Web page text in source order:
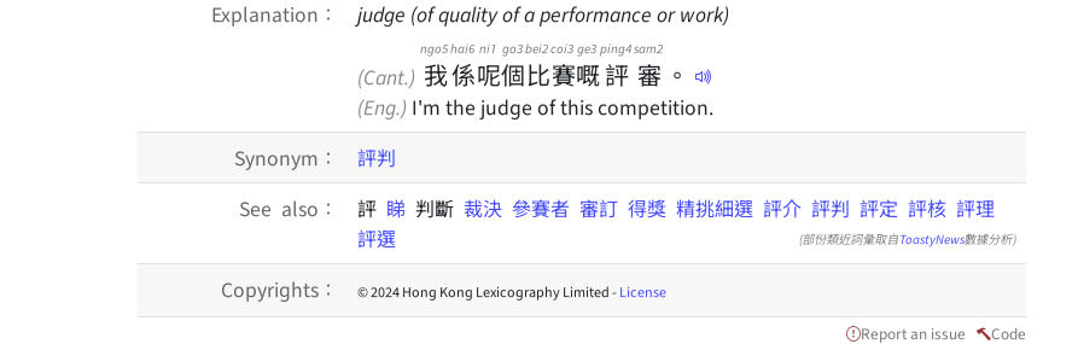
Explanation： judge (of quality of a performance or work)
(Cant.) 我
ngo5
係
hai6
呢
ni1
個
go3
比
bei2
賽
coi3
嘅
ge3
評
ping4
審
sam2
。
(Eng.) I'm the judge of this competition.
Synonym：
評判
See also：
評 睇 判斷 裁決 參賽者 審訂 得獎 精挑細選 評介 評判 評定 評核 評理
評選
(部份類近詞彙取自ToastyNews數據分析)
Copyrights： © 2024 Hong Kong Lexicography Limited -License
Report an issue Code